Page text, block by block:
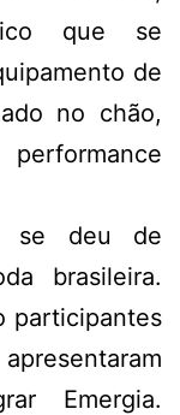
que se
de
no chão,
se deu de
brasileira.
participantes
Emergia.